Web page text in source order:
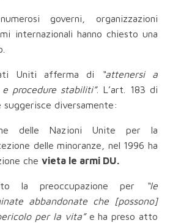
governi, organizzazioni
internazionali hanno chiesto una
Uniti afferma di
“attenersi a
procedure stabiliti”. L’art. 183 di
diversamente:
delle Nazioni Unite per la
delle minoranze, nel 1996 ha
che vieta le armi DU.
la preoccupazione per
“le
abbandonate che [possono]
per la vita”e ha preso atto